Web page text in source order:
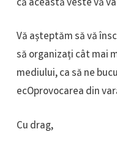
că această veste vă
Vă așteptăm să vă
să organizați cât mai
mediului, ca să ne
ecOprovocarea din
Cu drag,